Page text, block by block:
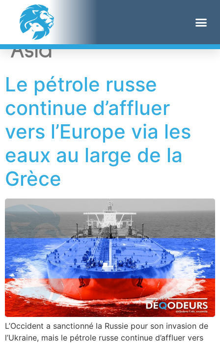
Étiquette :
Asia
Le pétrole russe
continue d’affluer
vers l’Europe via les
eaux au large de la
Grèce
L’Occident a sanctionné la Russie pour son invasion de
l’Ukraine, mais le pétrole russe continue d’affluer vers